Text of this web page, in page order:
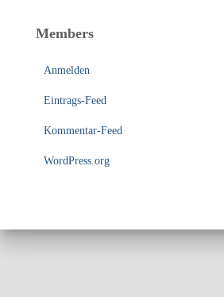
Members
Anmelden
Eintrags-Feed
Kommentar-Feed
WordPress.org